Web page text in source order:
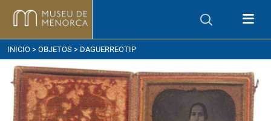
llegar
INICIO > OBJETOS > DAGUERREOTIP